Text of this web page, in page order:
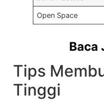
Open Space
Baca
Tips
Tinggi